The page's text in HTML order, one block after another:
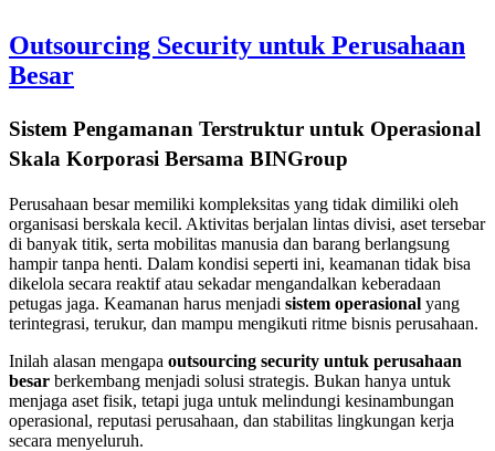
Outsourcing Security untuk Perusahaan
Besar
Sistem Pengamanan Terstruktur untuk Operasional
Skala Korporasi Bersama BINGroup
Perusahaan besar memiliki kompleksitas yang tidak dimiliki oleh
organisasi berskala kecil. Aktivitas berjalan lintas divisi, aset tersebar
di banyak titik, serta mobilitas manusia dan barang berlangsung
hampir tanpa henti. Dalam kondisi seperti ini, keamanan tidak bisa
dikelola secara reaktif atau sekadar mengandalkan keberadaan
petugas jaga. Keamanan harus menjadi sistem operasional yang
terintegrasi, terukur, dan mampu mengikuti ritme bisnis perusahaan.
Inilah alasan mengapa outsourcing security untuk perusahaan
besar berkembang menjadi solusi strategis. Bukan hanya untuk
menjaga aset fisik, tetapi juga untuk melindungi kesinambungan
operasional, reputasi perusahaan, dan stabilitas lingkungan kerja
secara menyeluruh.